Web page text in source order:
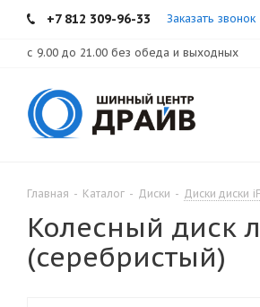
+7 812 309-96-33 Заказать звонок
с 9.00 до 21.00 без обеда и выходных
Главная - Каталог - Диски - Диски диски
Колесный диск
(серебристый)